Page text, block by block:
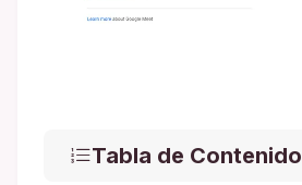
Tabla de Contenido